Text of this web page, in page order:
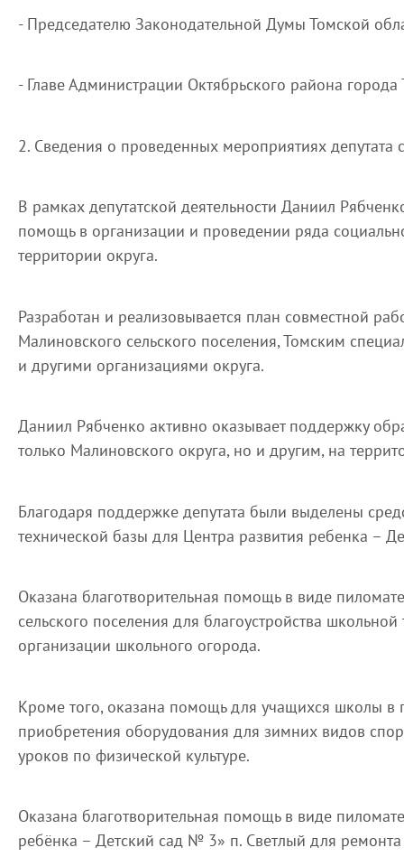
- Председателю Законодательной Думы Томской
- Главе Администрации Октябрьского района города
2. Сведения о проведенных мероприятиях депутата
В рамках депутатской деятельности Даниил
помощь в организации и проведении ряда
территории округа.
Разработан и реализовывается план совместной
Малиновского сельского поселения, Томским
и другими организациями округа.
Даниил Рябченко активно оказывает поддержку
только Малиновского округа, но и другим, на
Благодаря поддержке депутата были выделены
технической базы для Центра развития ребенка –
Оказана благотворительная помощь в виде
сельского поселения для благоустройства
организации школьного огорода.
Кроме того, оказана помощь для учащихся школы в
приобретения оборудования для зимних видов
уроков по физической культуре.
Оказана благотворительная помощь в виде
ребёнка – Детский сад № 3» п. Светлый для